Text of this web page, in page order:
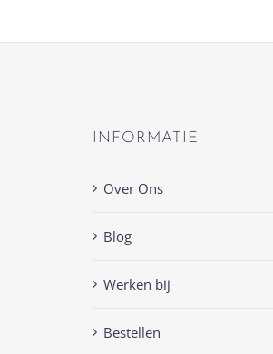
INFORMATIE
Over Ons
Blog
Werken bij
Bestellen